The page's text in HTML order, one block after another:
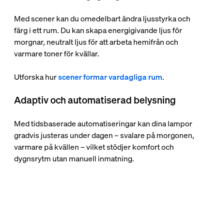
Med scener kan du omedelbart ändra ljusstyrka och
färg i ett rum. Du kan skapa energigivande ljus för
morgnar, neutralt ljus för att arbeta hemifrån och
varmare toner för kvällar.
Utforska hurscener formar vardagliga rum.
Adaptiv och automatiserad belysning
Med tidsbaserade automatiseringar kan dina lampor
gradvis justeras under dagen – svalare på morgonen,
varmare på kvällen – vilket stödjer komfort och
dygnsrytm utan manuell inmatning.